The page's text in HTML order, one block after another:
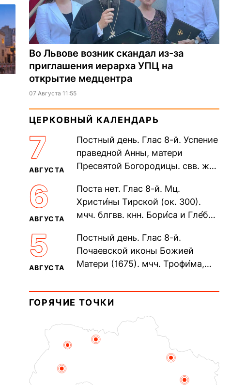
Во Львове возник скандал из-за
приглашения иерарха УПЦ на
открытие медцентра
07 Августа 11:55
ЦЕРКОВНЫЙ КАЛЕНДАРЬ
7
АВГУСТА
Постный день. Глас 8-й. Успение
праведной Анны, матери
Пресвятой Богородицы. свв. жен
прп. Евпракси́и девы,...
6
АВГУСТА
Поста нет. Глас 8-й. Мц.
Христи́ны Тирской (ок. 300).
мчч. блгвв. кнн. Бори́са и Гле́ба,
Дави́да (1015). Прп....
5
АВГУСТА
Постный день. Глас 8-й.
Почаевской иконы Божией
Матери (1675). мчч. Трофи́ма,
мучеников (284–305). прав.
воина Фео́дора...
ГОРЯЧИЕ ТОЧКИ